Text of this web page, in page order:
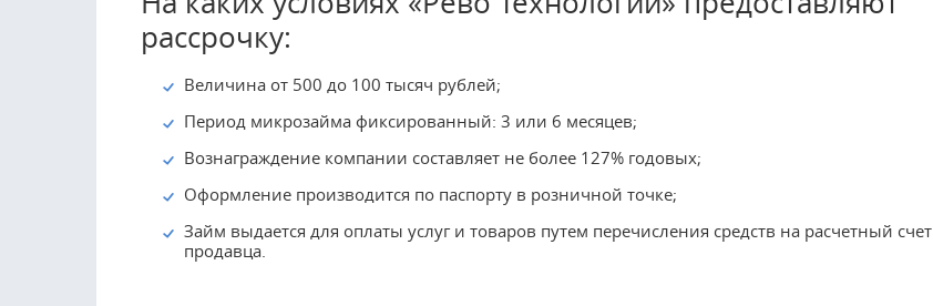
рассрочку:
Величина от 500 до 100 тысяч рублей;
Период микрозайма фиксированный: 3 или 6 месяцев;
Вознаграждение компании составляет не более 127% годовых;
Оформление производится по паспорту в розничной точке;
Займ выдается для оплаты услуг и товаров путем перечисления средств на расчетный счет
продавца.